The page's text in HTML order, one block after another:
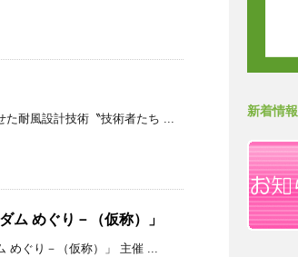
た耐風設計技術〝技術者たち ...
ム めぐり－（仮称）」
めぐり－（仮称）」 主催 ...
新着情報